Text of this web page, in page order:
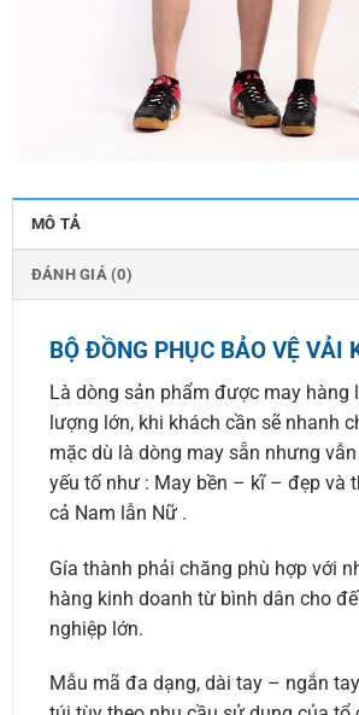
MÔ TẢ
ĐÁNH GIÁ (0)
BỘ ĐỒNG PHỤC BẢO VỆ VẢI
Là dòng sản phẩm được may hàng
lượng lớn, khi khách cần sẽ nhanh
mặc dù là dòng may sẵn nhưng
yếu tố như : May bền – kĩ – đẹp và
cả Nam lẫn Nữ .
Gía thành phải chăng phù hợp với
hàng kinh doanh từ bình dân cho
nghiệp lớn.
Mẫu mã đa dạng, dài tay – ngắn